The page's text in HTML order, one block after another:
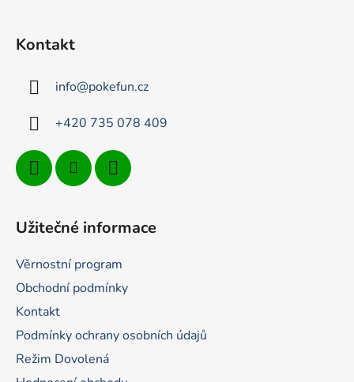
Kontakt
info@pokefun.cz
+420 735 078 409
Užitečné informace
Věrnostní program
Obchodní podmínky
Kontakt
Podmínky ochrany osobních údajů
Režim Dovolená